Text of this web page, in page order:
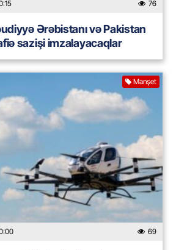
76
Ərəbistanı və Pakistan
sazişi imzalayacaqlar
Manşet
69